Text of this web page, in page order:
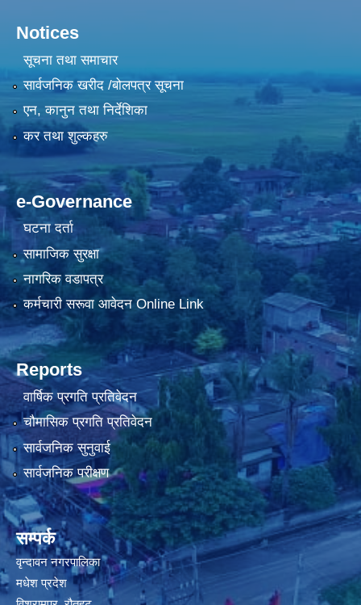
Notices
सूचना तथा समाचार
सार्वजनिक खरीद /बोलपत्र सूचना
एन, कानुन तथा निर्देशिका
कर तथा शुल्कहरु
e-Governance
घटना दर्ता
सामाजिक सुरक्षा
नागरिक वडापत्र
कर्मचारी सरूवा आवेदन Online Link
Reports
वार्षिक प्रगति प्रतिवेदन
चौमासिक प्रगति प्रतिवेदन
सार्वजनिक सुनुवाई
सार्वजनिक परीक्षण
सम्पर्क
वृन्दावन नगरपालिका
मधेश प्रदेश